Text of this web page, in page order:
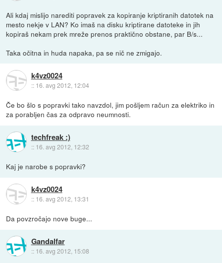
Ali kdaj mislijo narediti popravek za kopiranje kriptiranih datotek na
mesto nekje v LAN? Ko imaš na disku kriptirane datoteke in jih
kopiraš nekam prek mreže prenos praktično obstane, par B/s...
Taka očitna in huda napaka, pa se nič ne zmigajo.
k4vz0024
:: 16. avg 2012, 12:04
Če bo šlo s popravki tako navzdol, jim pošljem račun za elektriko in
za porabljen čas za odpravo neumnosti.
techfreak :)
:: 16. avg 2012, 12:32
Kaj je narobe s popravki?
k4vz0024
:: 16. avg 2012, 13:31
Da povzročajo nove buge...
Gandalfar
:: 16. avg 2012, 15:08